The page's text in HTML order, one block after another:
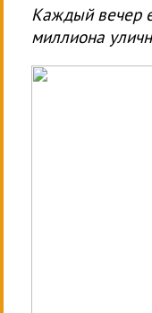
Каждый вечер
миллиона